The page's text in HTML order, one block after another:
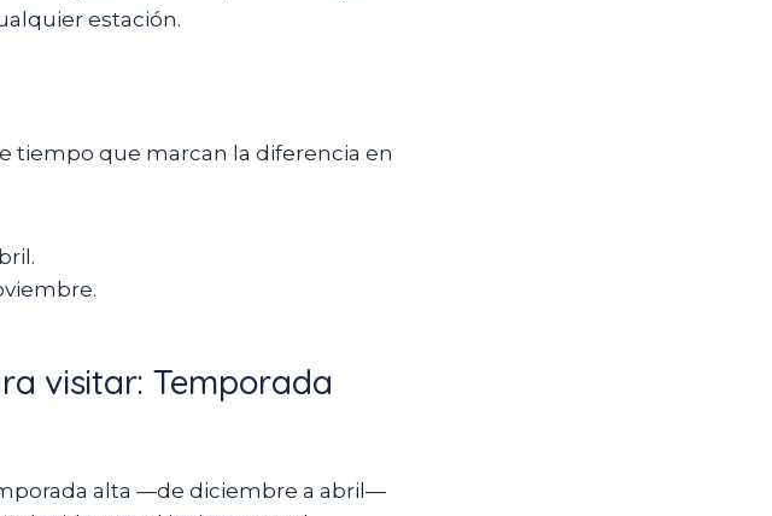
estación.
tiempo que marcan la diferencia en
visitar: Temporada
alta —de diciembre a abril—